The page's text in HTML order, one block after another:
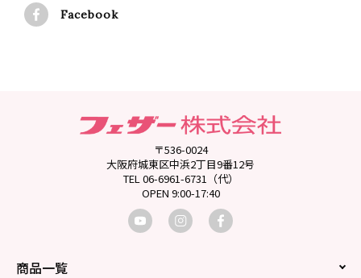
Facebook
〒536-0024
大阪府城東区中浜2丁目9番12号
TEL 06-6961-6731（代）
OPEN 9:00-17:40
商品一覧